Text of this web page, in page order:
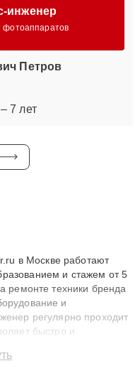
инженер
фотоаппаратов
Петров
7 лет
в Москве работают
и стажем от 5
ремонте техники бренда
и
регулярно проходит
быстро и
мастера решают